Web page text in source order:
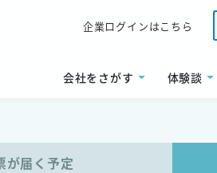
企業ログインはこちら
会社をさがす 体験談
が届く予定